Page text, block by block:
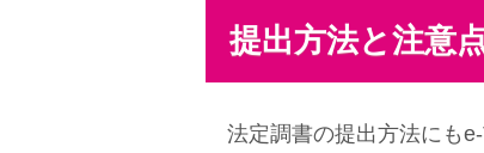
提出方法と注意
法定調書の提出方法にもe-